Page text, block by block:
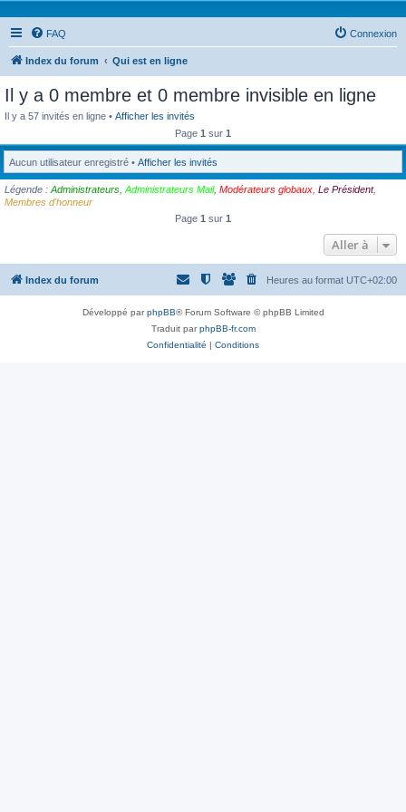
FAQ Connexion
Index du forum Qui est en ligne
Il y a 0 membre et 0 membre invisible en ligne
Il y a 57 invités en ligne • Afficher les invités
Page 1 sur 1
Aucun utilisateur enregistré • Afficher les invités
Légende : Administrateurs Administrateurs Mail, Modérateurs globaux Le Président,
Membres d'honneur
Page 1 sur 1
Aller à
Index du forum Heures au format UTC+02:00
Développé parphpBB® Forum Software © phpBB Limited
Traduit parphpBB-fr.com
Confidentialité | Conditions